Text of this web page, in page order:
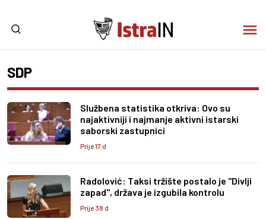
SDP
Službena statistika otkriva: Ovo su
najaktivniji i najmanje aktivni istarski
saborski zastupnici
Prije 17 d
Radolović: Taksi tržište postalo je "Divlji
zapad", država je izgubila kontrolu
Prije 38 d